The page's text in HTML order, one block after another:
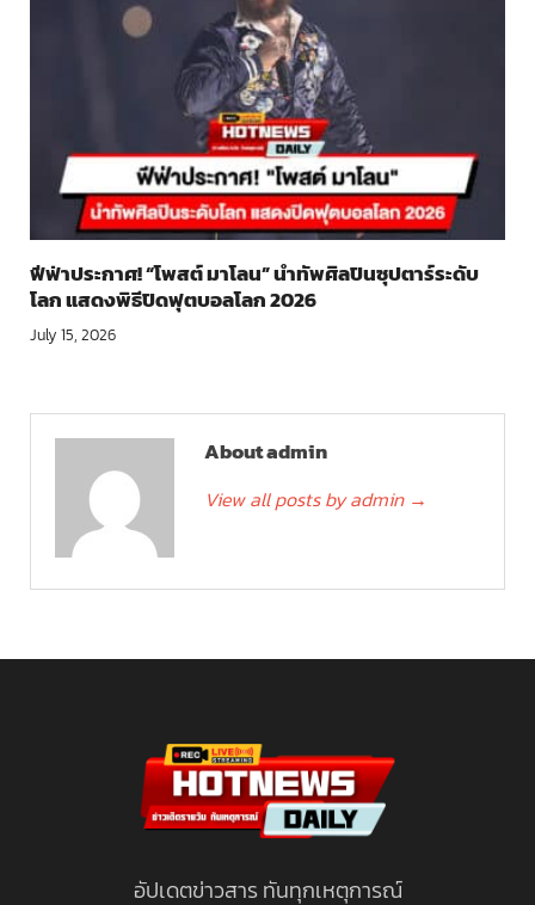
ฟีฟ่าประกาศ! “โพสต์ มาโลน” นำทัพศิลปินซุปตาร์ระดับ
โลก แสดงพิธีปิดฟุตบอลโลก 2026
July 15, 2026
About admin
View all posts by admin →
อัปเดตข่าวสาร ทันทุกเหตุการณ์